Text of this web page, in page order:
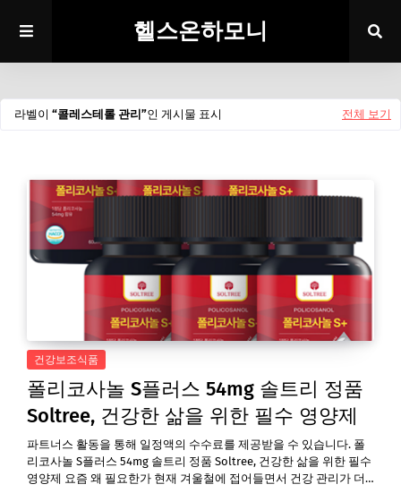
헬스온하모니
라벨이 콜레스테롤 관리 인 게시물 표시 전체 보기
건강보조식품
폴리코사놀 S플러스 54mg 솔트리 정품
Soltree, 건강한 삶을 위한 필수 영양제
파트너스 활동을 통해 일정액의 수수료를 제공받을 수 있습니다. 폴
리코사놀 S플러스 54mg 솔트리 정품 Soltree, 건강한 삶을 위한 필수
영양제 요즘 왜 필요한가 현재 겨울철에 접어들면서 건강 관리가 더…